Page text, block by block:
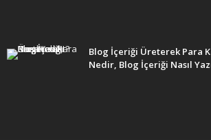
Blog İçeriği Üreterek Para
Nedir, Blog İçeriği Nasıl